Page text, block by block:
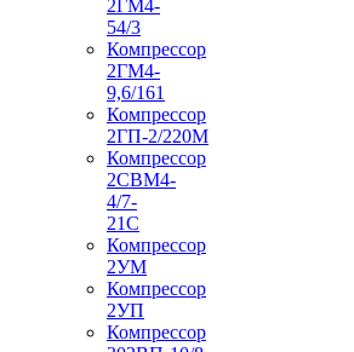
2ГМ4-
54/3
Компрессор
2ГМ4-
9,6/161
Компрессор
2ГП-2/220М
Компрессор
2СВМ4-
4/7-
21С
Компрессор
2УМ
Компрессор
2УП
Компрессор